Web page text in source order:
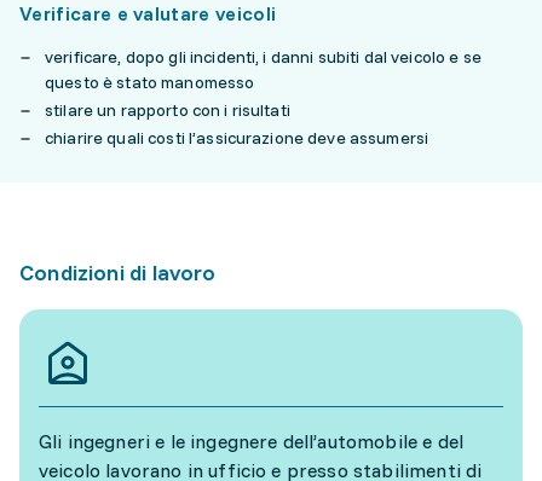
Verificare e valutare veicoli
verificare, dopo gli incidenti, i danni subiti dal veicolo e se
questo è stato manomesso
stilare un rapporto con i risultati
chiarire quali costi l’assicurazione deve assumersi
Condizioni di lavoro
Gli ingegneri e le ingegnere dell’automobile e del
veicolo lavorano in ufficio e presso stabilimenti di